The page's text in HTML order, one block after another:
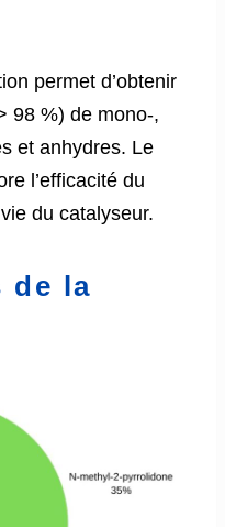
permet d’obtenir
98 %) de mono-,
et anhydres. Le
l’efficacité du
du catalyseur.
de la